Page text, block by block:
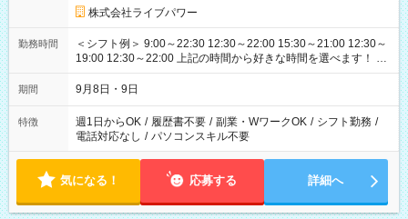
株式会社ライブパワー
勤務時間
＜シフト例＞ 9:00～22:30 12:30～22:00 15:30～21:00 12:30～
19:00 12:30～22:00 上記の時間から好きな時間を選べます！ ※
時間は変更となる可能性があります
期間 9月8日・9日
特徴 週1日からOK / 履歴書不要 / 副業・WワークOK / シフト勤務 /
電話対応なし / パソコンスキル不要
気になる！ 応募する 詳細へ